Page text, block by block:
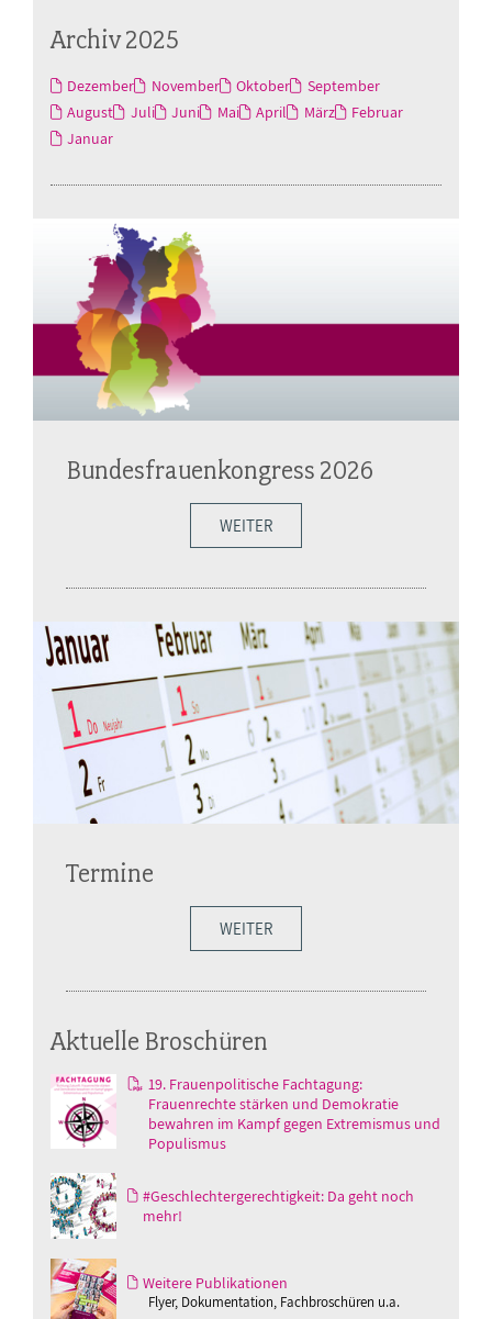
Archiv 2025
Dezember November Oktober
September
August
Juli Juni Mai April März
Februar
Januar
Bundesfrauenkongress 2026
WEITER
Termine
WEITER
Aktuelle Broschüren
19. Frauenpolitische Fachtagung:
Frauenrechte stärken und Demokratie
bewahren im Kampf gegen Extremismus und
Populismus
#Geschlechtergerechtigkeit: Da geht noch
mehr!
Weitere Publikationen
Flyer, Dokumentation, Fachbroschüren u.a.